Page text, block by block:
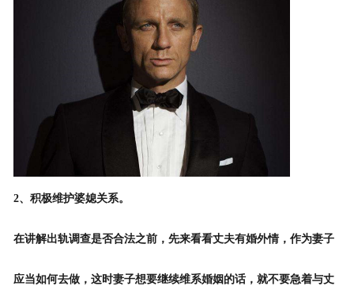
2、积极维护婆媳关系。
在讲解出轨调查是否合法之前，先来看看丈夫有婚外情，作为妻子
应当如何去做，这时妻子想要继续维系婚姻的话，就不要急着与丈